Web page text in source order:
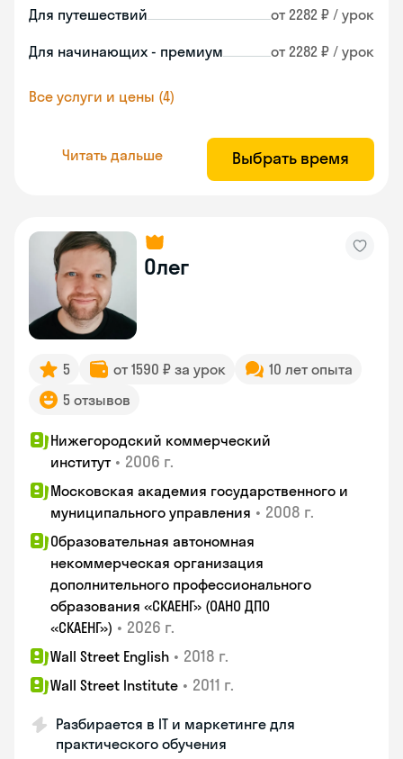
Для путешествий от 2282 ₽ / урок
Для начинающих - премиум от 2282 ₽ / урок
Все услуги и цены (4)
Читать дальше Выбрать время
Олег
5 от 1590 ₽ за урок
10 лет опыта
5 отзывов
Нижегородский коммерческий
институт • 2006 г.
Московская академия государственного и
муниципального управления • 2008 г.
Образовательная автономная
некоммерческая организация
дополнительного профессионального
образования «СКАЕНГ» (ОАНО ДПО
«СКАЕНГ») • 2026 г.
Wall Street English • 2018 г.
Wall Street Institute • 2011 г.
Разбирается в IT и маркетинге для
практического обучения